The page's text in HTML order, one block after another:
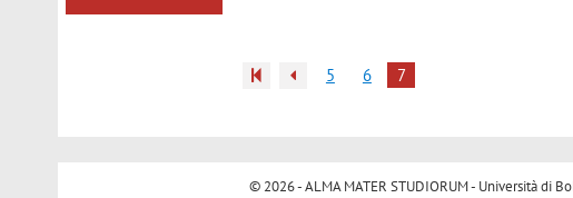
5 6 7
© 2026 - ALMA MATER STUDIORUM - Università di